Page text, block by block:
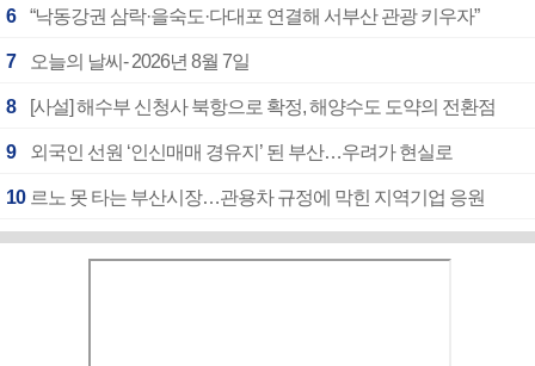
6 “낙동강권 삼락·을숙도·다대포 연결해 서부산 관광 키우자”
7 오늘의 날씨- 2026년 8월 7일
8 [사설] 해수부 신청사 북항으로 확정, 해양수도 도약의 전환점
9 외국인 선원 ‘인신매매 경유지’ 된 부산…우려가 현실로
10 르노 못 타는 부산시장…관용차 규정에 막힌 지역기업 응원